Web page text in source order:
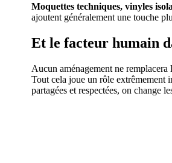
Moquettes techniques, vinyles
ajoutent généralement une touche
Et le facteur humain
Aucun aménagement ne remplacera
Tout cela joue un rôle extrêmement
partagées et respectées, on change